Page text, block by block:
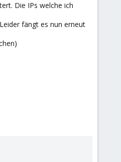
Die IPs welche ich
fängt es nun erneut